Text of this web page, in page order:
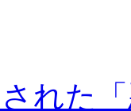
れた